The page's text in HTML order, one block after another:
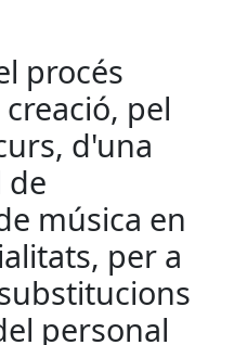
procés
pel
d'una
de
música en
per a
personal